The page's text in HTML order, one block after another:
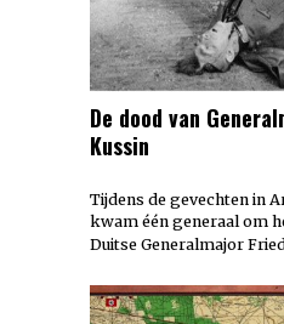
De dood van
Kussin
Tijdens de gevechten in
kwam één generaal om
Duitse Generalmajor